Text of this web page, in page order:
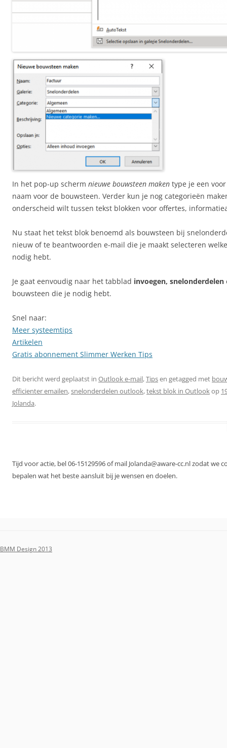
In het pop-up scherm nieuwe bouwsteen maken type je een
naam voor de bouwsteen. Verder kun je nog categorieën
onderscheid wilt tussen tekst blokken voor offertes,
Nu staat het tekst blok benoemd als bouwsteen bij
nieuw of te beantwoorden e-mail die je maakt selecteren
nodig hebt.
Je gaat eenvoudig naar het tabblad invoegen, snelonderdelen
bouwsteen die je nodig hebt.
Snel naar:
Meer systeemtips
Artikelen
Gratis abonnement Slimmer Werken Tips
Dit bericht werd geplaatst in Outlook e-mail,Tipsen getagged met
efficienter emailen,snelonderdelen outlook,tekst blok in Outlookop
Jolanda.
Tijd voor actie, bel 06-15129596 of mail Jolanda@aware-cc.nl zodat we
bepalen wat het beste aansluit bij je wensen en doelen.
BMM Design 2013